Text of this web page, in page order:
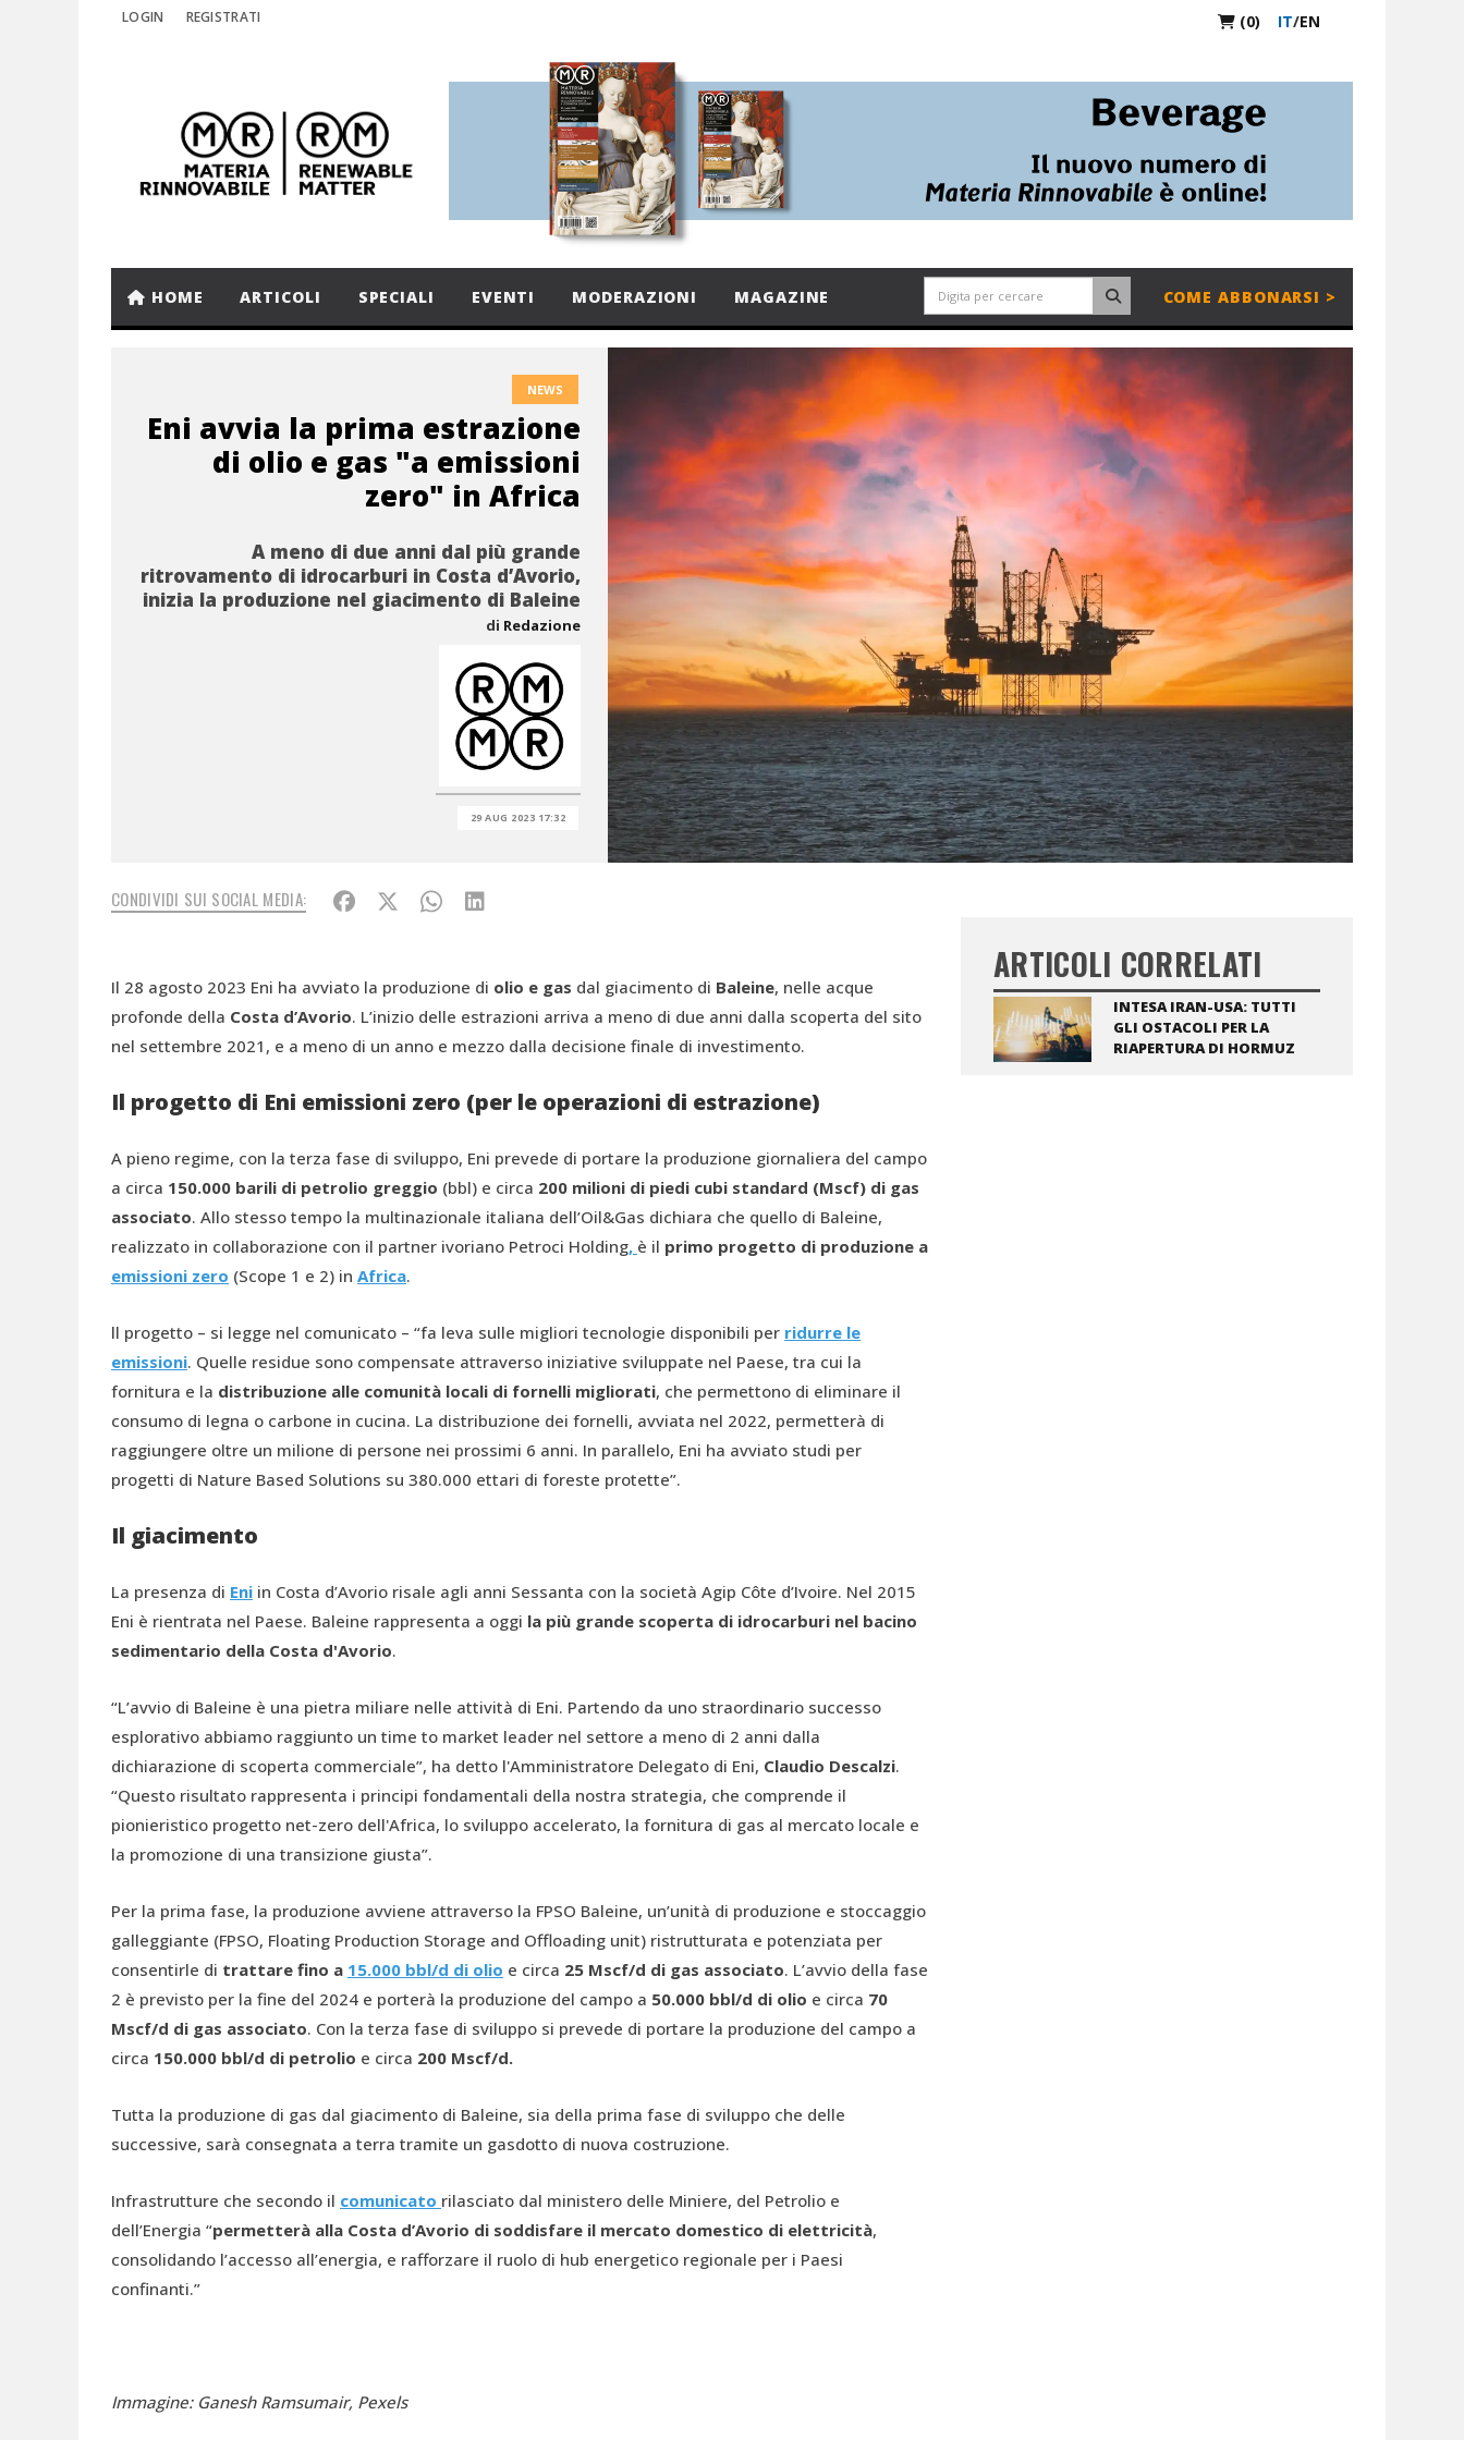
LOGIN REGISTRATI (0) IT/EN
HOME ARTICOLI SPECIALI EVENTI MODERAZIONI MAGAZINE COME ABBONARSI >
NEWS
Eni avvia la prima estrazione
di olio e gas "a emissioni
zero" in Africa
A meno di due anni dal più grande
ritrovamento di idrocarburi in Costa d’Avorio,
inizia la produzione nel giacimento di Baleine
di Redazione
29 AUG 2023 17:32
CONDIVIDI SUI SOCIAL MEDIA:
Il 28 agosto 2023 Eni ha avviato la produzione di olio e gas dal giacimento di Baleine, nelle acque
profonde della Costa d’Avorio. L’inizio delle estrazioni arriva a meno di due anni dalla scoperta del sito
nel settembre 2021, e a meno di un anno e mezzo dalla decisione finale di investimento.
Il progetto di Eni emissioni zero (per le operazioni di estrazione)
A pieno regime, con la terza fase di sviluppo, Eni prevede di portare la produzione giornaliera del campo
a circa 150.000 barili di petrolio greggio (bbl) e circa 200 milioni di piedi cubi standard (Mscf) di gas
associato. Allo stesso tempo la multinazionale italiana dell’Oil&Gas dichiara che quello di Baleine,
realizzato in collaborazione con il partner ivoriano Petroci Holding, è il primo progetto di produzione a
emissioni zero (Scope 1 e 2) in Africa.
ll progetto – si legge nel comunicato – “fa leva sulle migliori tecnologie disponibili per ridurre le
emissioni. Quelle residue sono compensate attraverso iniziative sviluppate nel Paese, tra cui la
fornitura e la distribuzione alle comunità locali di fornelli migliorati, che permettono di eliminare il
consumo di legna o carbone in cucina. La distribuzione dei fornelli, avviata nel 2022, permetterà di
raggiungere oltre un milione di persone nei prossimi 6 anni. In parallelo, Eni ha avviato studi per
progetti di Nature Based Solutions su 380.000 ettari di foreste protette”.
Il giacimento
La presenza di Eni in Costa d’Avorio risale agli anni Sessanta con la società Agip Côte d’Ivoire. Nel 2015
Eni è rientrata nel Paese. Baleine rappresenta a oggi la più grande scoperta di idrocarburi nel bacino
sedimentario della Costa d'Avorio.
“L’avvio di Baleine è una pietra miliare nelle attività di Eni. Partendo da uno straordinario successo
esplorativo abbiamo raggiunto un time to market leader nel settore a meno di 2 anni dalla
dichiarazione di scoperta commerciale”, ha detto l'Amministratore Delegato di Eni, Claudio Descalzi.
“Questo risultato rappresenta i principi fondamentali della nostra strategia, che comprende il
pionieristico progetto net-zero dell'Africa, lo sviluppo accelerato, la fornitura di gas al mercato locale e
la promozione di una transizione giusta”.
Per la prima fase, la produzione avviene attraverso la FPSO Baleine, un’unità di produzione e stoccaggio
galleggiante (FPSO, Floating Production Storage and Offloading unit) ristrutturata e potenziata per
consentirle di trattare fino a 15.000 bbl/d di olio e circa 25 Mscf/d di gas associato. L’avvio della fase
2 è previsto per la fine del 2024 e porterà la produzione del campo a 50.000 bbl/d di olio e circa 70
Mscf/d di gas associato. Con la terza fase di sviluppo si prevede di portare la produzione del campo a
circa 150.000 bbl/d di petrolio e circa 200 Mscf/d.
Tutta la produzione di gas dal giacimento di Baleine, sia della prima fase di sviluppo che delle
successive, sarà consegnata a terra tramite un gasdotto di nuova costruzione.
Infrastrutture che secondo il comunicato rilasciato dal ministero delle Miniere, del Petrolio e
dell’Energia “permetterà alla Costa d’Avorio di soddisfare il mercato domestico di elettricità,
consolidando l’accesso all’energia, e rafforzare il ruolo di hub energetico regionale per i Paesi
confinanti.”
Immagine: Ganesh Ramsumair, Pexels
ARTICOLI CORRELATI
INTESA IRAN-USA: TUTTI
GLI OSTACOLI PER LA
RIAPERTURA DI HORMUZ